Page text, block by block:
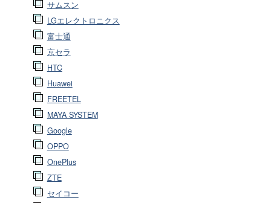
サムスン
LGエレクトロニクス
富士通
京セラ
HTC
Huawei
FREETEL
MAYA SYSTEM
Google
OPPO
OnePlus
ZTE
セイコー